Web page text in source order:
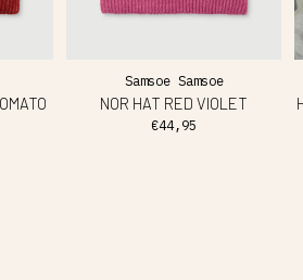
Samsoe Samsoe
NOR HAT RED VIOLET
€44,95